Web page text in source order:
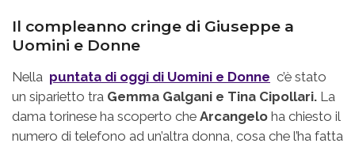
Il compleanno cringe di Giuseppe a
Uomini e Donne
Nella puntata di oggi di Uomini e Donne c’è stato
un siparietto tra Gemma Galgani e Tina Cipollari. La
dama torinese ha scoperto che Arcangelo ha chiesto il
numero di telefono ad un’altra donna, cosa che l’ha fatta